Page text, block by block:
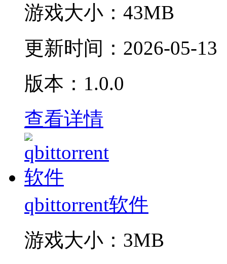
游戏大小： 43MB
更新时间： 2026-05-13
版本：1.0.0
查看详情
qbittorrent软件
游戏大小： 3MB